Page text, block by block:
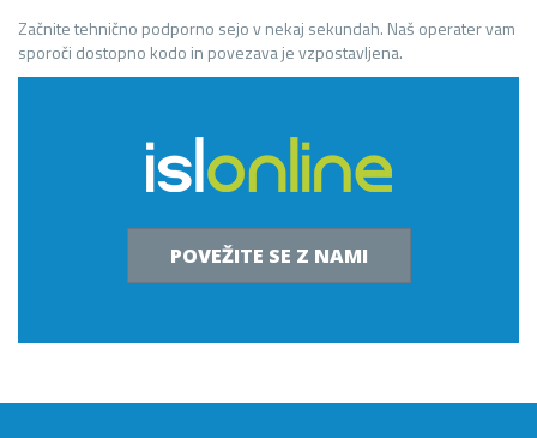
Začnite tehnično podporno sejo v nekaj sekundah. Naš operater vam
sporoči dostopno kodo in povezava je vzpostavljena.
POVEŽITE SE Z NAMI